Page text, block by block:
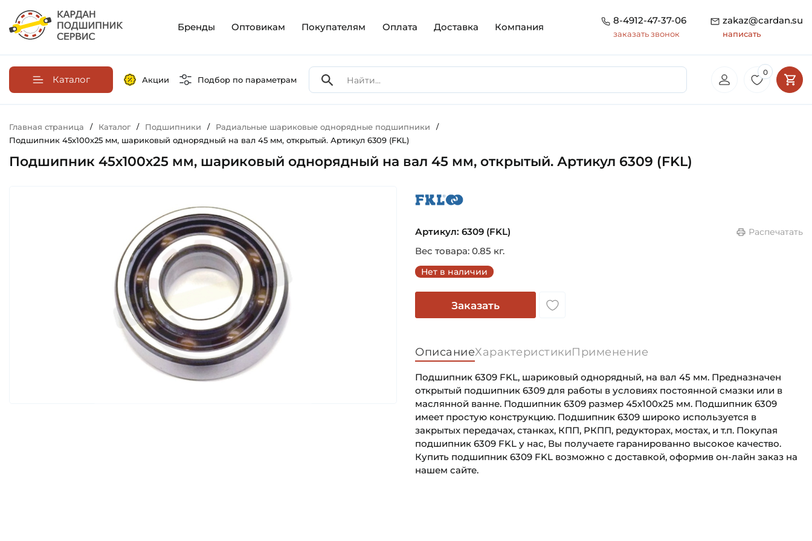
Бренды Оптовикам Покупателям Оплата Доставка Компания
8-4912-47-37-06
заказать звонок
zakaz@cardan.su
написать
Каталог Акции Подбор по параметрам
0
Главная страница / Каталог / Подшипники / Радиальные шариковые однорядные подшипники /
Подшипник 45х100х25 мм, шариковый однорядный на вал 45 мм, открытый. Артикул 6309 (FKL)
Подшипник 45х100х25 мм, шариковый однорядный на вал 45 мм, открытый. Артикул 6309 (FKL)
Артикул: 6309 (FKL)
Распечатать
Вес товара: 0.85 кг.
Нет в наличии
Заказать
ОписаниеХарактеристикиПрименение
Подшипник 6309 FKL, шариковый однорядный, на вал 45 мм. Предназначен
открытый подшипник 6309 для работы в условиях постоянной смазки или в
маслянной ванне. Подшипник 6309 размер 45х100х25 мм. Подшипник 6309
имеет простую конструкцию. Подшипник 6309 широко используется в
закрытых передачах, станках, КПП, РКПП, редукторах, мостах, и т.п. Покупая
подшипник 6309 FKL у нас, Вы получаете гаранированно высокое качество.
Купить подшипник 6309 FKL возможно с доставкой, оформив он-лайн заказ на
нашем сайте.